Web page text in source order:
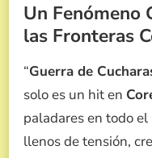
Un Fenómeno
las Fronteras
“Guerra de
solo es un hit en
paladares en todo
llenos de tensión,